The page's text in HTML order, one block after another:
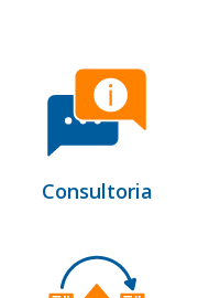
Consultoria